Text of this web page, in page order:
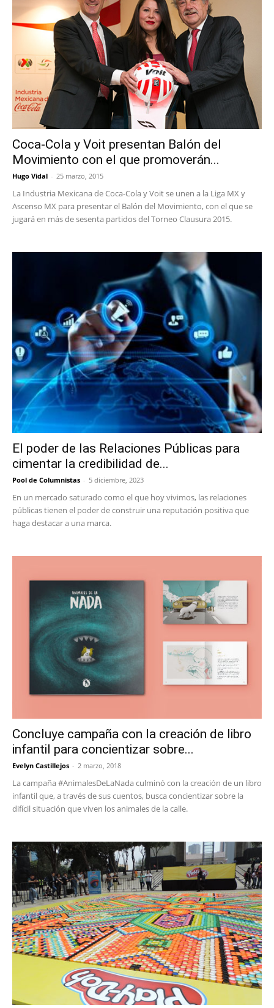
Coca-Cola y Voit presentan Balón del
Movimiento con el que promoverán...
Hugo Vidal - 25 marzo, 2015
La Industria Mexicana de Coca-Cola y Voit se unen a la Liga MX y
Ascenso MX para presentar el Balón del Movimiento, con el que se
jugará en más de sesenta partidos del Torneo Clausura 2015.
El poder de las Relaciones Públicas para
cimentar la credibilidad de...
Pool de Columnistas - 5 diciembre, 2023
En un mercado saturado como el que hoy vivimos, las relaciones
públicas tienen el poder de construir una reputación positiva que
haga destacar a una marca.
Concluye campaña con la creación de libro
infantil para concientizar sobre...
Evelyn Castillejos - 2 marzo, 2018
La campaña #AnimalesDeLaNada culminó con la creación de un libro
infantil que, a través de sus cuentos, busca concientizar sobre la
difícil situación que viven los animales de la calle.